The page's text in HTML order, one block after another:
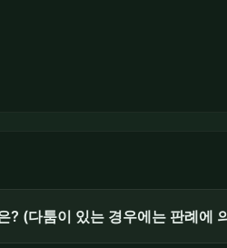
? (다툼이 있는 경우에는 판례에